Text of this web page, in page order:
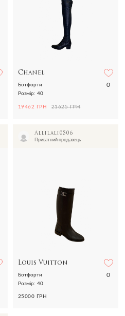
Chanel
0
Ботфорти
Розмір: 40
19462 ГРН 21625 ГРН
Allilali0506
Приватний продавець
Louis Vuitton
0
Ботфорти
Розмір: 40
25000 ГРН